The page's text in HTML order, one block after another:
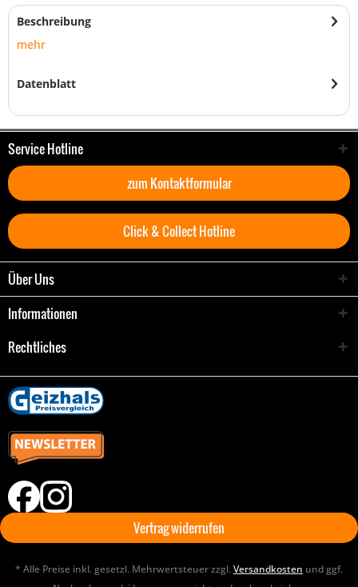
Beschreibung
mehr
Datenblatt
Service Hotline
zum Kontaktformular
Click & Collect Hotline
Über Uns
Informationen
Rechtliches
Vertrag widerrufen
* Alle Preise inkl. gesetzl. Mehrwertsteuer zzgl.Versandkosten und ggf.